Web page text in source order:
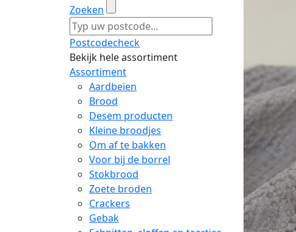
Zoeken
Postcodecheck
Bekijk hele assortiment
Assortiment
Aardbeien
Brood
Desem producten
Kleine broodjes
Om af te bakken
Voor bij de borrel
Stokbrood
Zoete broden
Crackers
Gebak